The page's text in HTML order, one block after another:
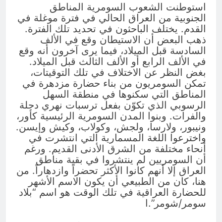
استوطنت الشعوب السومرية المناطق
الجنوبية من العراق الحالي في فترة موغلة في
القدم. يختلف الباحثون في تحديد تلك الفترة.
ذهب البعض أن الاستيطان وقع في الألف
السادسة قبل الميلاد، فيما يرى آخرون أنه وقع
في الألف الرابع أو الألف الثالث قبل الميلاد.
بغض النظر عن الاختلاف في تلك التوقيتات،
تمكن السومريون من بناء حضارة مزدهرة في
المناطق التي سكنوها في منطقة السهل
الرسوبي الذي تكوّن بفعل ترسبات نهري دجلة
والفرات. وبنوا المدن السومرية الرئيسية كأور،
ونيبور، ولارسا، ولجش، وكولاب، وكيش وإيسن.
واخترعوا اللغة المسمارية التي انتشرت في
أنحاء مختلفة من الشرق الأدنى القديم. ورغم
أن السومريين لم ينتشروا في بقية مناطق
العراق إلا أنهم كانوا الأكثر تحضراً وازدهاراً. من
هنا، كان من الطبيعي أن يكون الاسم الأشهر
للحضارة العراقية في تلك الوقت هو اسم “بلاد
سومر/شومر”.ا